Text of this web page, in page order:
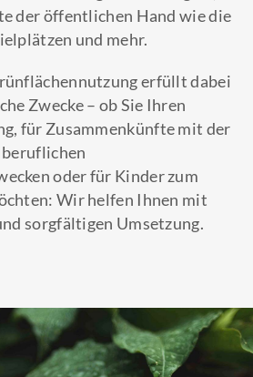
der öffentlichen Hand wie die
und mehr.
erfüllt dabei
Zwecke – ob Sie Ihren
für Zusammenkünfte mit der
beruflichen
oder für Kinder zum
Wir helfen Ihnen mit
sorgfältigen Umsetzung.